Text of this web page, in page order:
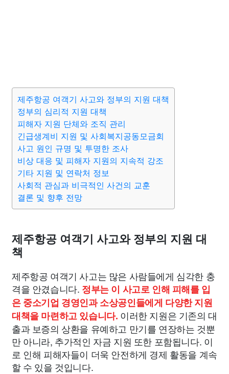
제주항공 여객기 사고와 정부의 지원 대책
정부의 심리적 지원 대책
피해자 지원 단체와 조직 관리
긴급생계비 지원 및 사회복지공동모금회
사고 원인 규명 및 투명한 조사
비상 대응 및 피해자 지원의 지속적 강조
기타 지원 및 연락처 정보
사회적 관심과 비극적인 사건의 교훈
결론 및 향후 전망
제주항공 여객기 사고와 정부의 지원 대
책
제주항공 여객기 사고는 많은 사람들에게 심각한 충
격을 안겼습니다. 정부는 이 사고로 인해 피해를 입
은 중소기업 경영인과 소상공인들에게 다양한 지원
대책을 마련하고 있습니다. 이러한 지원은 기존의 대
출과 보증의 상환을 유예하고 만기를 연장하는 것뿐
만 아니라, 추가적인 자금 지원 또한 포함됩니다. 이
로 인해 피해자들이 더욱 안전하게 경제 활동을 계속
할 수 있을 것입니다.